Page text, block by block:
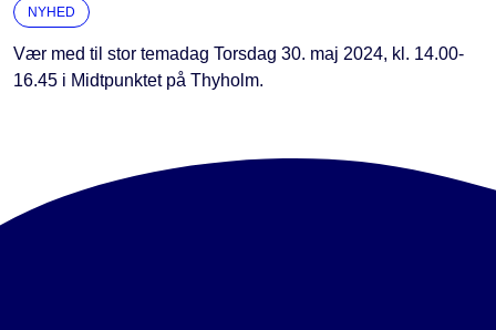
NYHED
Vær med til stor temadag Torsdag 30. maj 2024, kl. 14.00-
16.45 i Midtpunktet på Thyholm.